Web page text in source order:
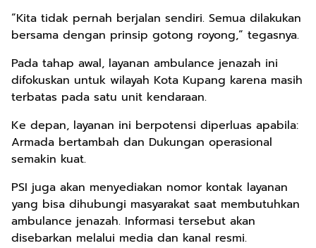
“Kita tidak pernah berjalan sendiri. Semua dilakukan
bersama dengan prinsip gotong royong,” tegasnya.
Pada tahap awal, layanan ambulance jenazah ini
difokuskan untuk wilayah Kota Kupang karena masih
terbatas pada satu unit kendaraan.
Ke depan, layanan ini berpotensi diperluas apabila:
Armada bertambah dan Dukungan operasional
semakin kuat.
PSI juga akan menyediakan nomor kontak layanan
yang bisa dihubungi masyarakat saat membutuhkan
ambulance jenazah. Informasi tersebut akan
disebarkan melalui media dan kanal resmi.